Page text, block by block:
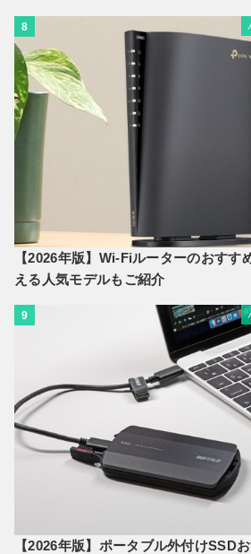
8
【2026年版】Wi-Fiルーターのおすす
える人気モデルもご紹介
9
【2026年版】ポータブル外付けSSD